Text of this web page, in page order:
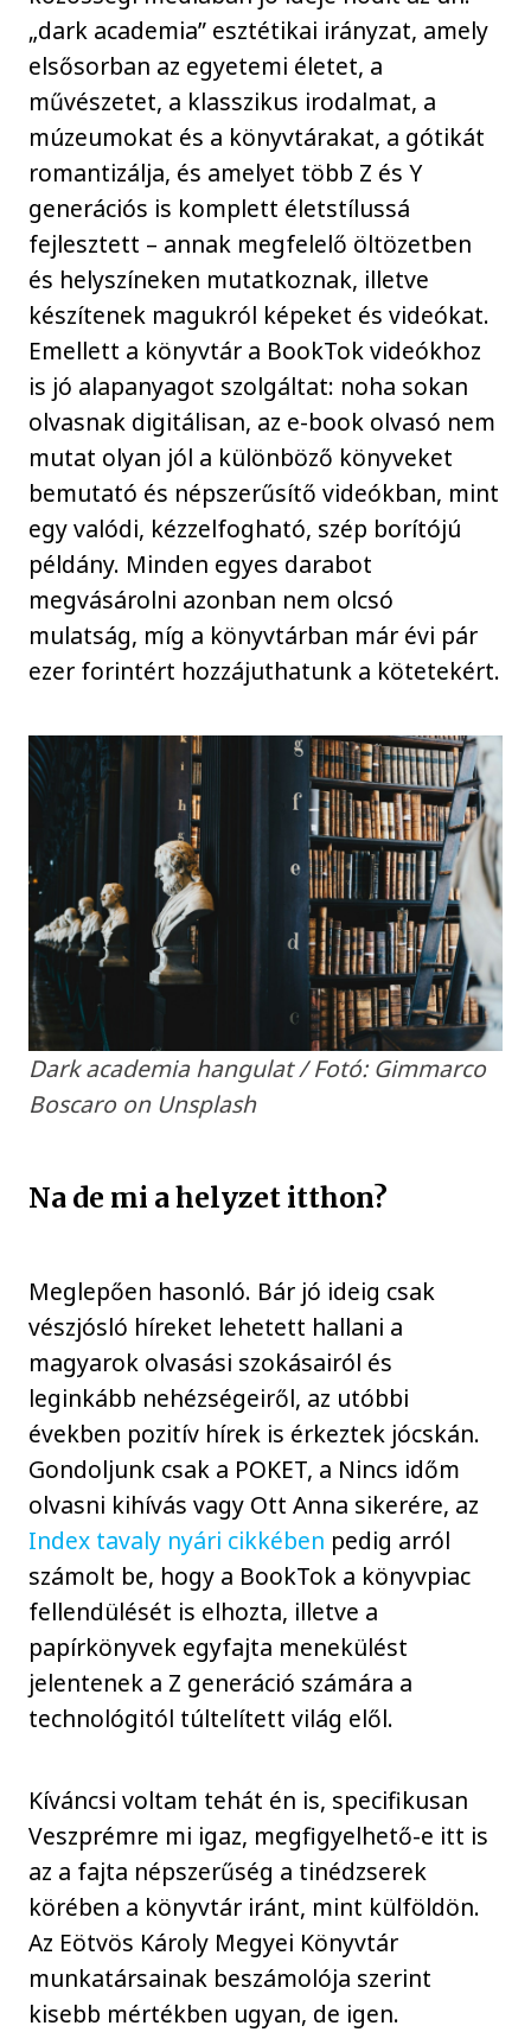
„dark academia” esztétikai irányzat, amely
elsősorban az egyetemi életet, a
művészetet, a klasszikus irodalmat, a
múzeumokat és a könyvtárakat, a gótikát
romantizálja, és amelyet több Z és Y
generációs is komplett életstílussá
fejlesztett – annak megfelelő öltözetben
és helyszíneken mutatkoznak, illetve
készítenek magukról képeket és videókat.
Emellett a könyvtár a BookTok videókhoz
is jó alapanyagot szolgáltat: noha sokan
olvasnak digitálisan, az e-book olvasó nem
mutat olyan jól a különböző könyveket
bemutató és népszerűsítő videókban, mint
egy valódi, kézzelfogható, szép borítójú
példány. Minden egyes darabot
megvásárolni azonban nem olcsó
mulatság, míg a könyvtárban már évi pár
ezer forintért hozzájuthatunk a kötetekért.
Dark academia hangulat / Fotó: Gimmarco
Boscaro on Unsplash
Na de mi a helyzet itthon?
Meglepően hasonló. Bár jó ideig csak
vészjósló híreket lehetett hallani a
magyarok olvasási szokásairól és
leginkább nehézségeiről, az utóbbi
években pozitív hírek is érkeztek jócskán.
Gondoljunk csak a POKET, a Nincs időm
olvasni kihívás vagy Ott Anna sikerére, az
Index tavaly nyári cikkében pedig arról
számolt be, hogy a BookTok a könyvpiac
fellendülését is elhozta, illetve a
papírkönyvek egyfajta menekülést
jelentenek a Z generáció számára a
technológitól túltelített világ elől.
Kíváncsi voltam tehát én is, specifikusan
Veszprémre mi igaz, megfigyelhető-e itt is
az a fajta népszerűség a tinédzserek
körében a könyvtár iránt, mint külföldön.
Az Eötvös Károly Megyei Könyvtár
munkatársainak beszámolója szerint
kisebb mértékben ugyan, de igen.